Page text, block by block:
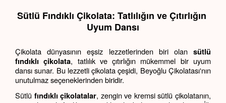
Sütlü Fındıklı Çikolata: Tatlılığın ve Çıtırlığın
Uyum Dansı
Çikolata dünyasının eşsiz lezzetlerinden biri olan sütlü
fındıklı çikolata, tatlılık ve çıtırlığın mükemmel bir uyum
dansı sunar. Bu lezzetli çikolata çeşidi, Beyoğlu Çikolatası'nın
unutulmaz seçeneklerinden biridir.
Sütlü fındıklı çikolatalar, zengin ve kremsi sütlü çikolatanın,